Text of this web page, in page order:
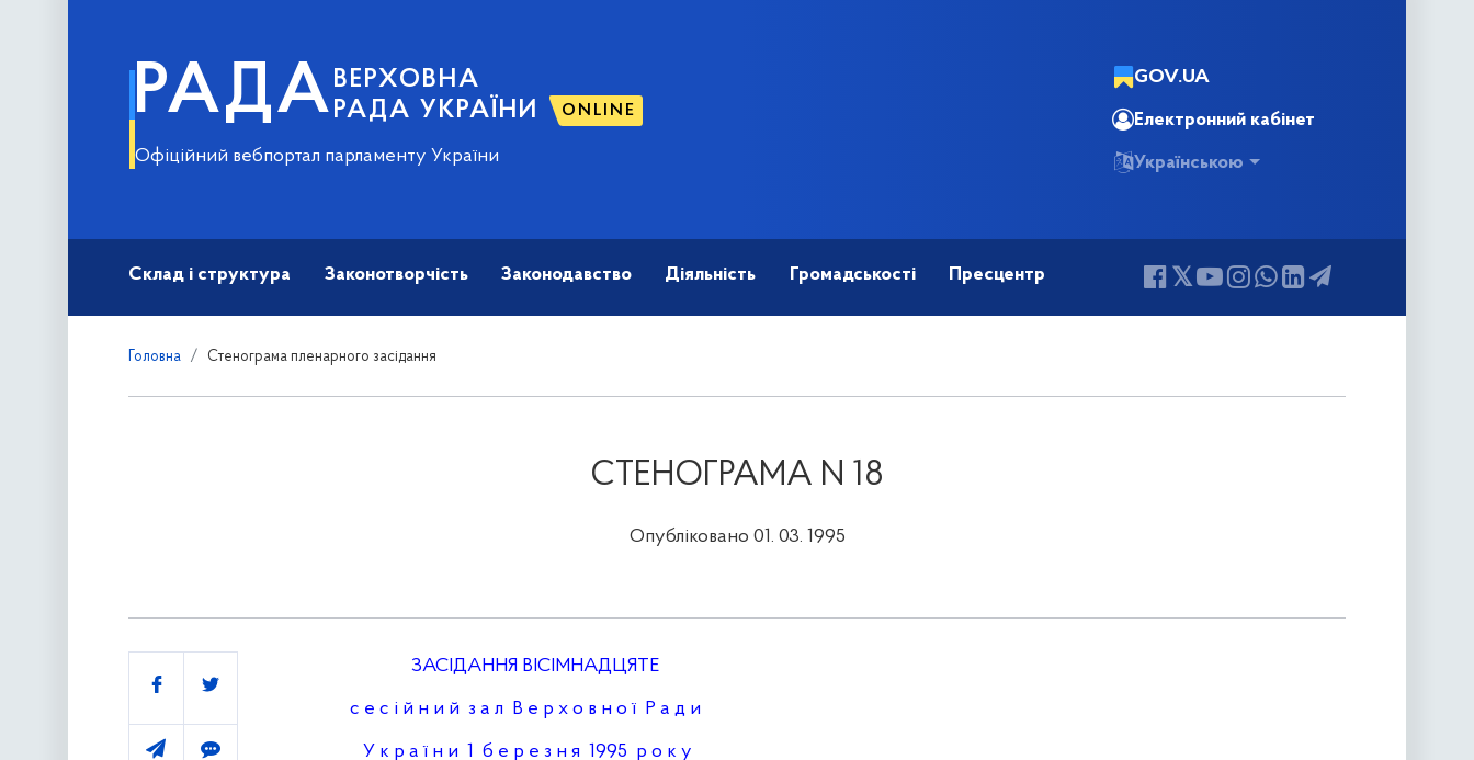
РАДА ВЕРХОВНА
РАДА УКРАЇНИ
ONLINE
Офіційний вебпортал парламенту України
GOV.UA
Електронний кабінет
Українською
Склад і структура Законотворчість Законодавство Діяльність Громадськості Пресцентр
Головна Стенограма пленарного засідання
СТЕНОГРАМА N 18
Опубліковано 01. 03. 1995
ЗАСІДАННЯ ВІСІМНАДЦЯТЕ
с е с і й н и й з а л В е р х о в н о ї Р а д и
У к р а ї н и 1 б е р е з н я 1995 р о к у
Поділитись